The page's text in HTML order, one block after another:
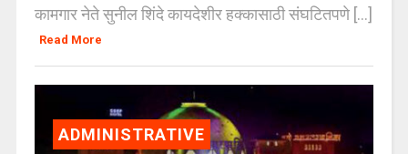
कामगार नेते सुनील शिंदे कायदेशीर हक्कासाठी संघटितपणे [...]
Read More
ADMINISTRATIVE